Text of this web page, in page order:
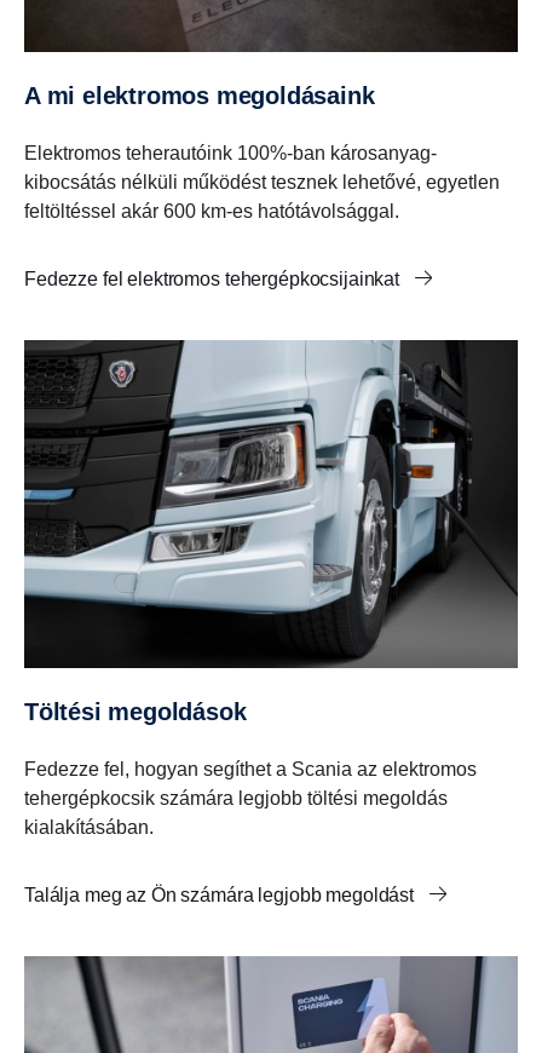
A mi elektromos megoldásaink
Elektromos teherautóink 100%-ban károsanyag-
kibocsátás nélküli működést tesznek lehetővé, egyetlen
feltöltéssel akár 600 km-es hatótávolsággal.
Fedezze fel elektromos tehergépkocsijainkat
Töltési megoldások
Fedezze fel, hogyan segíthet a Scania az elektromos
tehergépkocsik számára legjobb töltési megoldás
kialakításában.
Találja meg az Ön számára legjobb megoldást